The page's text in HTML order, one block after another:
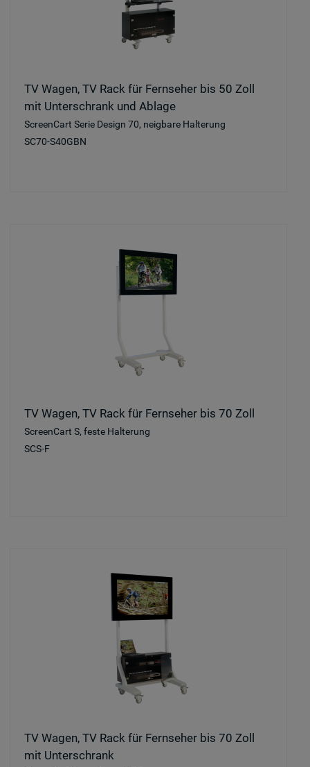
TV Wagen, TV Rack für Fernseher bis 50 Zoll
mit Unterschrank und Ablage
ScreenCart Serie Design 70, neigbare Halterung
SC70-S40GBN
TV Wagen, TV Rack für Fernseher bis 70 Zoll
ScreenCart S, feste Halterung
SCS-F
TV Wagen, TV Rack für Fernseher bis 70 Zoll
mit Unterschrank